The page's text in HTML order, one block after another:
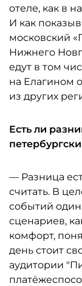
отеле, как в
И как
московский
Нижнего
едут в том
на Елагином
из других
Есть ли
— Разница
считать. В
событий один
сценариев,
комфорт,
день стоит
аудитории